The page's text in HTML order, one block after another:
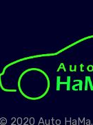
2020 Auto HaMa.